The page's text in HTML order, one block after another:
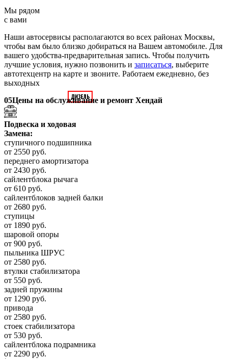
Мы рядом
с вами
Наши автосервисы располагаются во всех районах Москвы,
чтобы вам было близко добираться на Вашем автомобиле. Для
вашего удобства-предварительная запись. Чтобы получить
лучшие условия, нужно позвонить и записаться, выберите
автотехцентр на карте и звоните. Работаем ежедневно, без
выходных
05Цены на обслуживание и ремонт Хендай
Подвеска и ходовая
Замена:
ступичного подшипника
от 2550 руб.
переднего амортизатора
от 2430 руб.
сайлентблока рычага
от 610 руб.
сайлентблоков задней балки
от 2680 руб.
ступицы
от 1890 руб.
шаровой опоры
от 900 руб.
пыльника ШРУС
от 2580 руб.
втулки стабилизатора
от 550 руб.
задней пружины
от 1290 руб.
привода
от 2580 руб.
стоек стабилизатора
от 530 руб.
сайлентблока подрамника
от 2290 руб.